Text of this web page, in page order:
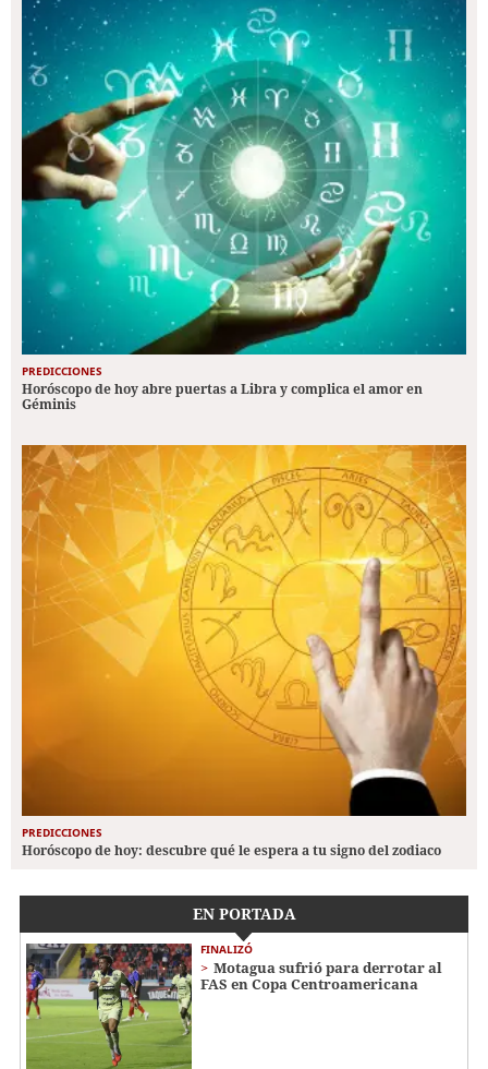
PREDICCIONES
Horóscopo de hoy abre puertas a Libra y complica el amor en
Géminis
PREDICCIONES
Horóscopo de hoy: descubre qué le espera a tu signo del zodiaco
EN PORTADA
FINALIZÓ
Motagua sufrió para derrotar al
FAS en Copa Centroamericana